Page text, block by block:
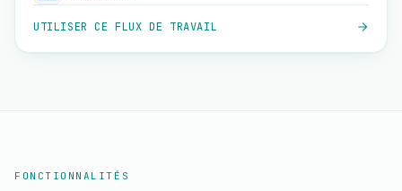
UTILISER CE FLUX DE TRAVAIL
FONCTIONNALITÉS